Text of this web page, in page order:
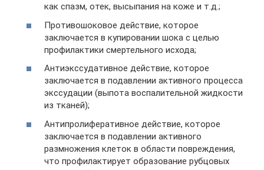
как спазм, отек, высыпания на коже и т.д.;
Противошоковое действие, которое
заключается в купировании шока с целью
профилактики смертельного исхода;
Антиэкссудативное действие, которое
заключается в подавлении активного процесса
экссудации (выпота воспалительной жидкости
из тканей);
Антипролиферативное действие, которое
заключается в подавлении активного
размножения клеток в области повреждения,
что профилактирует образование рубцовых